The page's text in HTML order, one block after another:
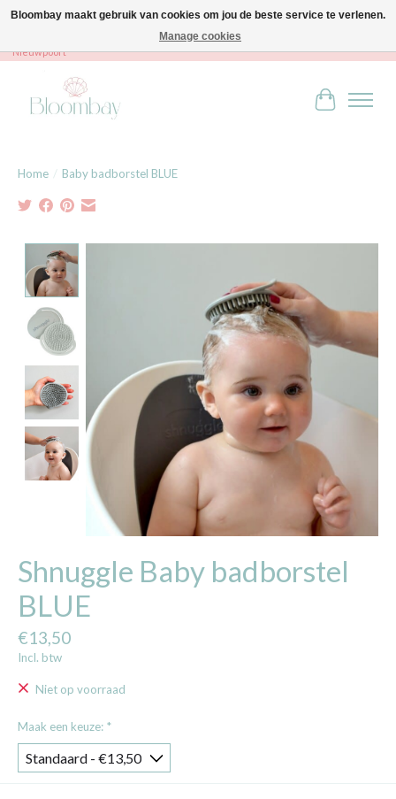
Bloombay - Babies & Kids - Bali home & interior - Robert Orlentpromenade 9A -
Nieuwpoort
Home / Baby badborstel BLUE
Shnuggle Baby badborstel
BLUE
€13,50
Incl. btw
Niet op voorraad
Maak een keuze: *
Bloombay maakt gebruik van cookies om jou de beste service te verlenen.
Manage cookies